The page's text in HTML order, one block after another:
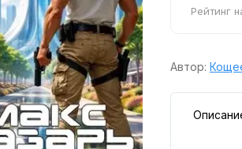
Рейтинг
Автор: